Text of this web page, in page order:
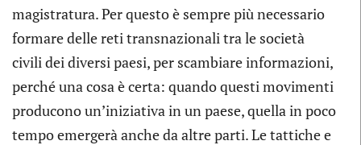
magistratura. Per questo è sempre più necessario
formare delle reti transnazionali tra le società
civili dei diversi paesi, per scambiare informazioni,
perché una cosa è certa: quando questi movimenti
producono un’iniziativa in un paese, quella in poco
tempo emergerà anche da altre parti. Le tattiche e